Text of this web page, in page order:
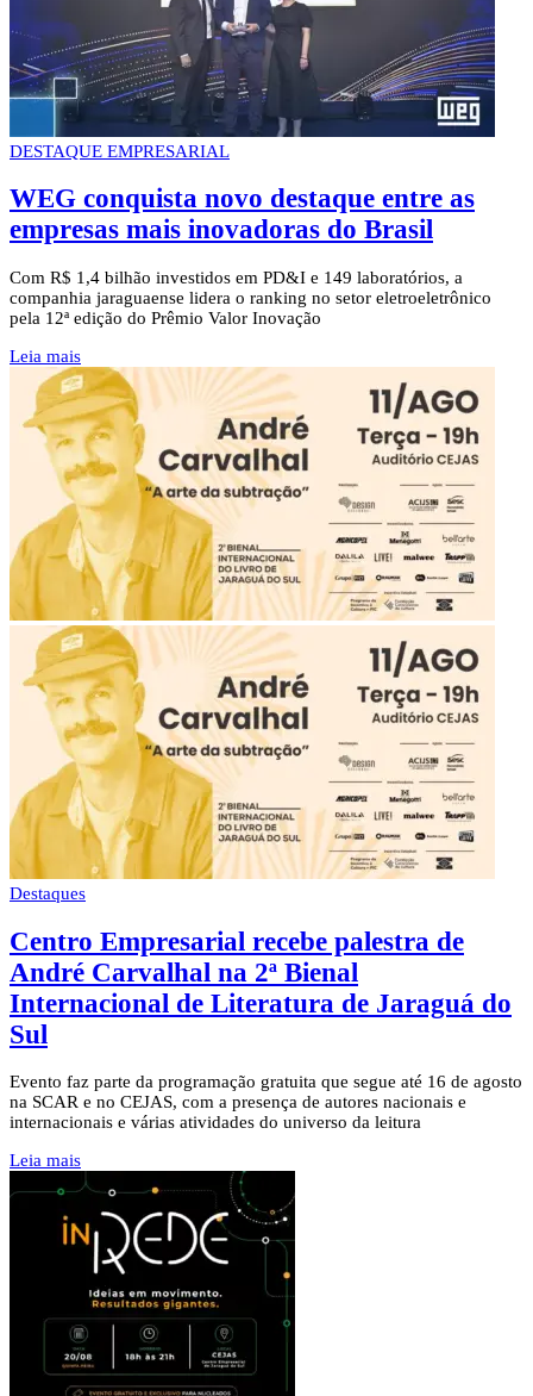
DESTAQUE EMPRESARIAL
WEG conquista novo destaque entre as
empresas mais inovadoras do Brasil
Com R$ 1,4 bilhão investidos em PD&I e 149 laboratórios, a
companhia jaraguaense lidera o ranking no setor eletroeletrônico
pela 12ª edição do Prêmio Valor Inovação
Leia mais
Destaques
Centro Empresarial recebe palestra de
André Carvalhal na 2ª Bienal
Internacional de Literatura de Jaraguá do
Sul
Evento faz parte da programação gratuita que segue até 16 de agosto
na SCAR e no CEJAS, com a presença de autores nacionais e
internacionais e várias atividades do universo da leitura
Leia mais